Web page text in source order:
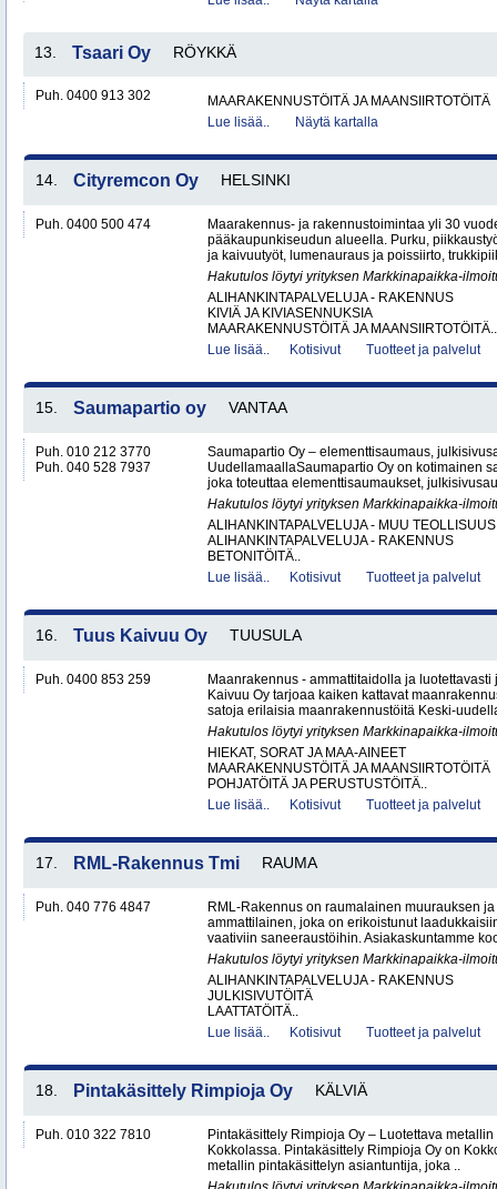
13. Tsaari Oy RÖYKKÄ
Puh. 0400 913 302
MAARAKENNUSTÖITÄ JA MAANSIIRTOTÖITÄ
Lue lisää..
Näytä kartalla
14. Cityremcon Oy HELSINKI
Puh. 0400 500 474
Maarakennus- ja rakennustoimintaa yli 30
pääkaupunkiseudun alueella. Purku,
ja kaivuutyöt, lumenauraus ja poissiirto,
Hakutulos löytyi yrityksen Markkinapaikka-
ALIHANKINTAPALVELUJA - RAKENNUS
KIVIÄ JA KIVIASENNUKSIA
MAARAKENNUSTÖITÄ JA MAANSIIRTOTÖITÄ..
Lue lisää..
Kotisivut Tuotteet ja palvelut
15. Saumapartio oy VANTAA
Puh. 010 212 3770
Puh. 040 528 7937
Saumapartio Oy – elementtisaumaus,
UudellamaallaSaumapartio Oy on kotimainen
joka toteuttaa elementtisaumaukset,
Hakutulos löytyi yrityksen Markkinapaikka-
ALIHANKINTAPALVELUJA - MUU TEOLLISUUS
ALIHANKINTAPALVELUJA - RAKENNUS
BETONITÖITÄ..
Lue lisää..
Kotisivut Tuotteet ja palvelut
16. Tuus Kaivuu Oy TUUSULA
Puh. 0400 853 259
Maanrakennus - ammattitaidolla ja
Kaivuu Oy tarjoaa kaiken kattavat
satoja erilaisia maanrakennustöitä Keski-
Hakutulos löytyi yrityksen Markkinapaikka-
HIEKAT, SORAT JA MAA-AINEET
MAARAKENNUSTÖITÄ JA MAANSIIRTOTÖITÄ
POHJATÖITÄ JA PERUSTUSTÖITÄ..
Lue lisää..
Kotisivut Tuotteet ja palvelut
17. RML-Rakennus Tmi RAUMA
Puh. 040 776 4847
RML-Rakennus on raumalainen muurauksen
ammattilainen, joka on erikoistunut
vaativiin saneeraustöihin. Asiakaskuntamme
Hakutulos löytyi yrityksen Markkinapaikka-
ALIHANKINTAPALVELUJA - RAKENNUS
JULKISIVUTÖITÄ
LAATTATÖITÄ..
Lue lisää..
Kotisivut Tuotteet ja palvelut
18. Pintakäsittely Rimpioja Oy KÄLVIÄ
Puh. 010 322 7810
Pintakäsittely Rimpioja Oy – Luotettava
Kokkolassa. Pintakäsittely Rimpioja Oy on
metallin pintakäsittelyn asiantuntija, joka ..